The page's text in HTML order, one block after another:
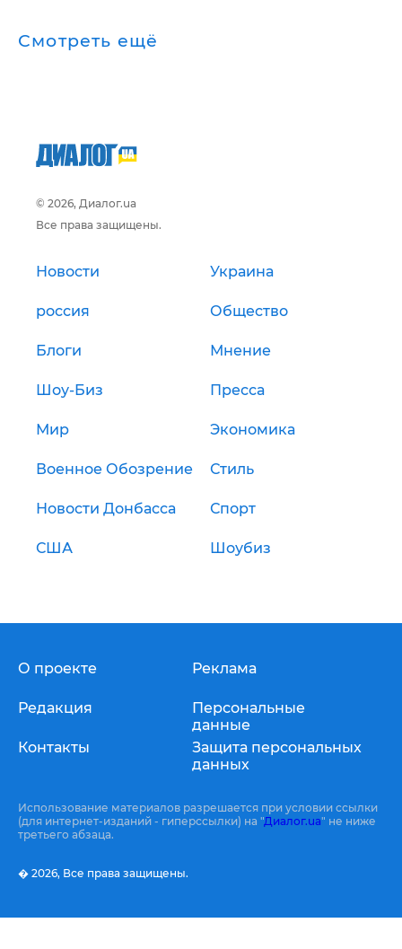
Смотреть ещё
© 2026, Диалог.ua
Все права защищены.
Новости Украина
россия Общество
Блоги Мнение
Шоу-Биз Пресса
Мир Экономика
Военное Обозрение Стиль
Новости Донбасса Спорт
США Шоубиз
О проекте
Редакция
Контакты
Реклама
Персональные
данные
Защита персональных
данных
Использование материалов разрешается при условии ссылки
(для интернет-изданий - гиперссылки) на "Диалог.ua" не ниже
третьего абзаца.
� 2026, Все права защищены.